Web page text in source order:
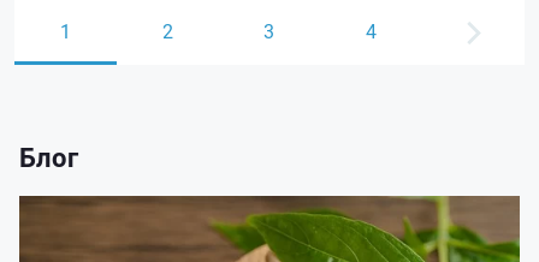
1 2 3 4
Блог